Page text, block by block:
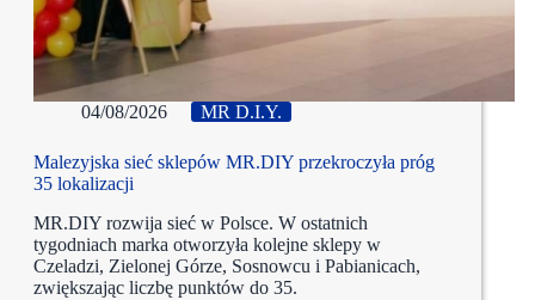
04/08/2026 MR D.I.Y.
Malezyjska sieć sklepów MR.DIY przekroczyła próg
35 lokalizacji
MR.DIY rozwija sieć w Polsce. W ostatnich
tygodniach marka otworzyła kolejne sklepy w
Czeladzi, Zielonej Górze, Sosnowcu i Pabianicach,
zwiększając liczbę punktów do 35.